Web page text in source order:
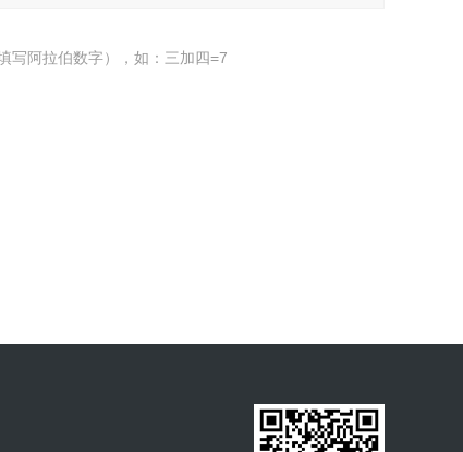
写阿拉伯数字），如：三加四=7